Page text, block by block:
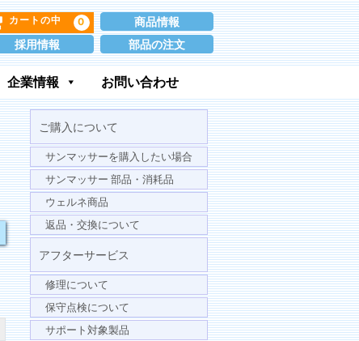
商品情報
カートの中 0
部品の注文
採用情報
企業情報 お問い合わせ
ご購入について
サンマッサーを購入したい場合
サンマッサー 部品・消耗品
ウェルネ商品
返品・交換について
アフターサービス
修理について
保守点検について
サポート対象製品